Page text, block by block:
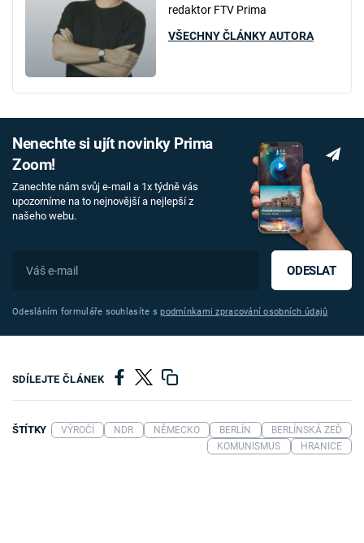
redaktor FTV Prima
VŠECHNY ČLÁNKY AUTORA
Nenechte si ujít novinky Prima
Zoom!
Zanechte nám svůj e-mail a 1x týdně vás
upozorníme na to nejnovější a nejlepší z
našeho webu.
ODESLAT
Odesláním formuláře souhlasíte spodmínkami zpracování osobních údajů
SDÍLEJTE ČLÁNEK
ŠTÍTKY VÝROČÍ NDR NĚMECKO BERLÍN
BERLÍNSKÁ ZEĎ
KOMUNISMUS
HRANICE